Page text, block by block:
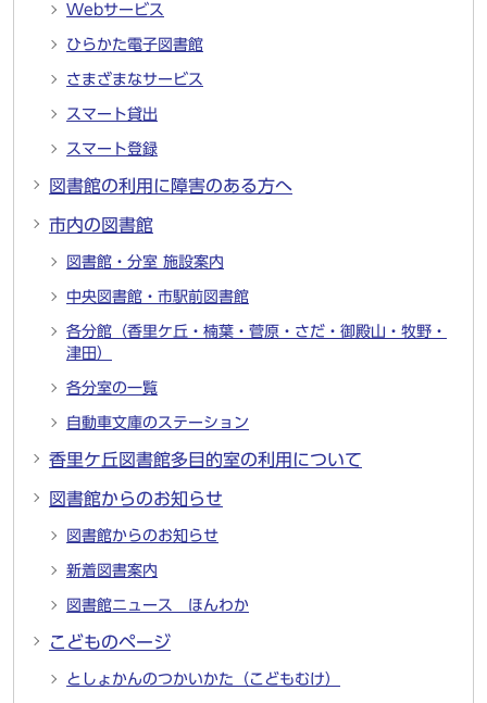
Webサービス
ひらかた電子図書館
さまざまなサービス
スマート貸出
スマート登録
図書館の利用に障害のある方へ
市内の図書館
図書館・分室 施設案内
中央図書館・市駅前図書館
各分館（香里ケ丘・楠葉・菅原・さだ・御殿山・牧野・
津田）
各分室の一覧
自動車文庫のステーション
香里ケ丘図書館多目的室の利用について
図書館からのお知らせ
図書館からのお知らせ
新着図書案内
図書館ニュース ほんわか
こどものページ
としょかんのつかいかた（こどもむけ）